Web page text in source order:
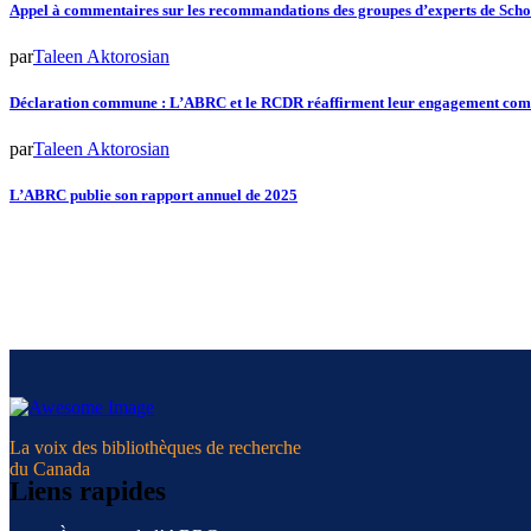
Appel à commentaires sur les recommandations des groupes d’experts de
parTaleen Aktorosian
Déclaration commune : L’ABRC et le RCDR réaffirment leur engagement
parTaleen Aktorosian
L’ABRC publie son rapport annuel de 2025
La voix des bibliothèques de recherche
du Canada
Liens rapides